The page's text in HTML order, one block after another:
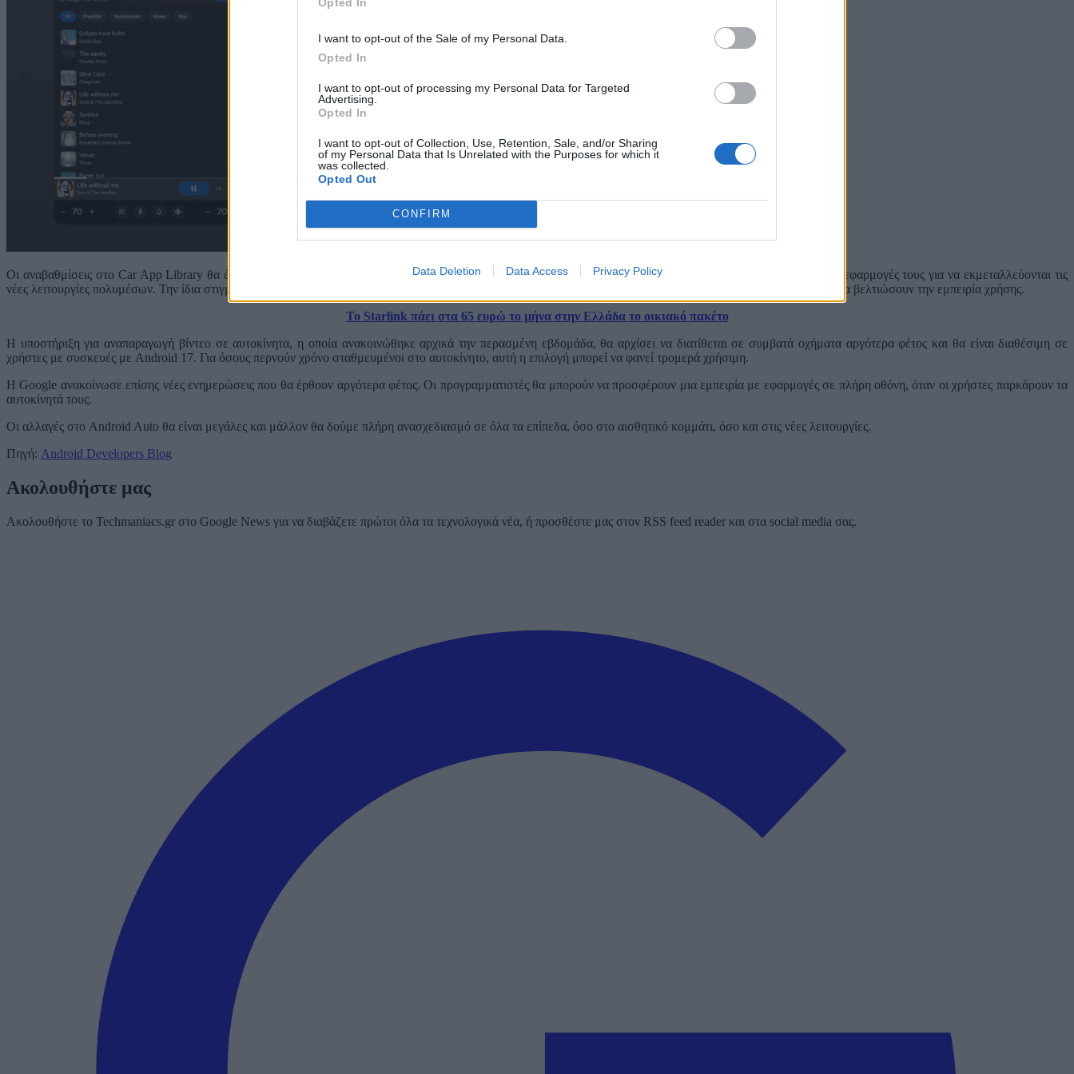
I want to opt-out of the Sale of my Personal Data.
Opted In
I want to opt-out of processing my Personal Data for Targeted
Advertising.
Opted In
I want to opt-out of Collection, Use, Retention, Sale, and/or Sharing
of my Personal Data that Is Unrelated with the Purposes for which it
was collected.
Opted Out
CONFIRM
Data Deletion Data Access Privacy Policy
Οι αναβαθμίσεις στο Car App Library θα έρθουν στην έκδοση 1.8.0-beta01 και 1.9.0-alpha01, ώστε οι προγραμματιστές να έχουν αρκετό χρόνο να φτιάξουν τις εφαρμογές τους για να εκμεταλλεύονται τις
νέες λειτουργίες πολυμέσων. Την ίδια στιγμή, οι πιο δημοφιλείς εφαρμογές, όπως το Spotify και το YouTube Music, ενσωματώνουν ήδη τις νέες λειτουργίες ώστε να βελτιώσουν την εμπειρία χρήσης.
Το Starlink πάει στα 65 ευρώ το μήνα στην Ελλάδα το οικιακό πακέτο
Η υποστήριξη για αναπαραγωγή βίντεο σε αυτοκίνητα, η οποία ανακοινώθηκε αρχικά την περασμένη εβδομάδα, θα αρχίσει να διατίθεται σε συμβατά οχήματα αργότερα φέτος και θα είναι διαθέσιμη σε
χρήστες με συσκευές με Android 17. Για όσους περνούν χρόνο σταθμευμένοι στο αυτοκίνητο, αυτή η επιλογή μπορεί να φανεί τρομερά χρήσιμη.
Η Google ανακοίνωσε επίσης νέες ενημερώσεις που θα έρθουν αργότερα φέτος. Οι προγραμματιστές θα μπορούν να προσφέρουν μια εμπειρία με εφαρμογές σε πλήρη οθόνη, όταν οι χρήστες παρκάρουν τα
αυτοκίνητά τους.
Οι αλλαγές στο Android Auto θα είναι μεγάλες και μάλλον θα δούμε πλήρη ανασχεδιασμό σε όλα τα επίπεδα, όσο στο αισθητικό κομμάτι, όσο και στις νέες λειτουργίες.
Πηγή: Android Developers Blog
Ακολουθήστε μας
Ακολουθήστε το Techmaniacs.gr στο Google News για να διαβάζετε πρώτοι όλα τα τεχνολογικά νέα, ή προσθέστε μας στον RSS feed reader και στα social media σας.